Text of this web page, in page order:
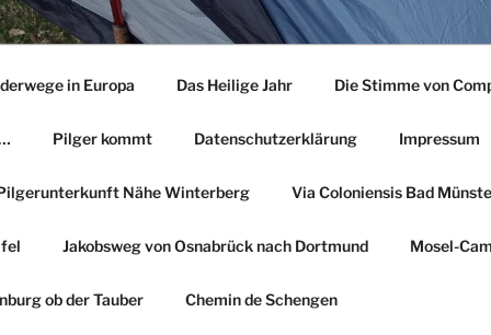
in Europa Das Heilige Jahr Die Stimme von
Pilger kommt Datenschutzerklärung Impressum
Nähe Winterberg Via Coloniensis Bad
Jakobsweg von Osnabrück nach Dortmund Mosel-
ob der Tauber Chemin de Schengen